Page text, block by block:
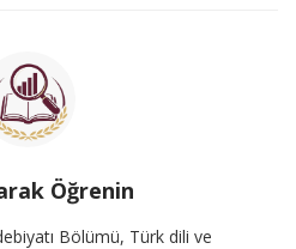
Öğrenin
Bölümü, Türk dili ve